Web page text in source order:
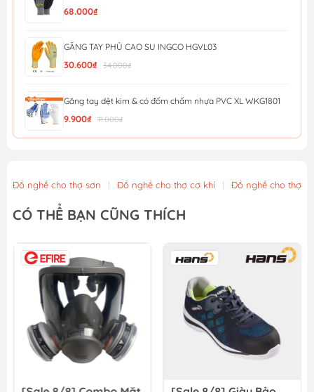
68.000₫
GĂNG TAY PHỦ CAO SU INGCO HGVL03
30.600₫ 34.000₫
Găng tay dệt kim & có đốm chấm nhựa PVC XL WKG1801
9.900₫ 11.000₫
Găng tay phủ PU in hình XL WadFow WPG1802
12.600₫
Găng tay Nitri XL WadFow WGV2801
13.500₫ 15.000₫
Đồ nghề cho thợ sơn | Đồ nghề cho thợ cơ khí | Đồ nghề cho thợ
CÓ THỂ BẠN CŨNG THÍCH